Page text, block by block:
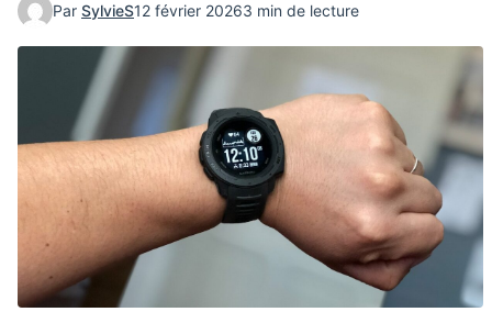
Par SylvieS12 février 20263 min de lecture